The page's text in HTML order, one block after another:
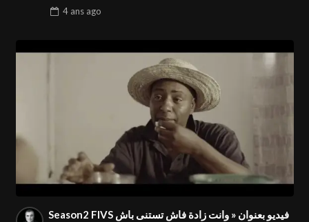
4 ans ago
Season2 FIVS فيديو بعنوان « وانت زادة فاش تستنى باش